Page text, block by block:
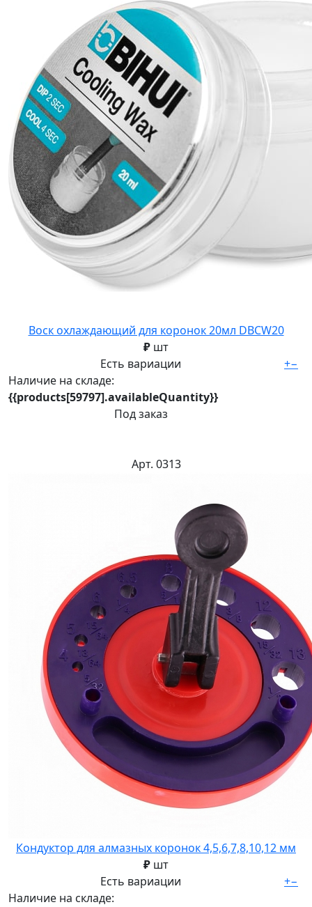
Воск охлаждающий для коронок 20мл DBCW20
₽ шт
Есть вариации
Наличие на складе:
{{products[59797].availableQuantity}}
Под заказ
+−
Арт. 0313
Кондуктор для алмазных коронок 4,5,6,7,8,10,12 мм
₽ шт
Есть вариации
Наличие на складе:
+−